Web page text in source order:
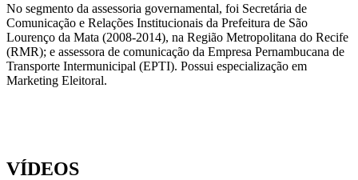
No segmento da assessoria governamental, foi Secretária de
Comunicação e Relações Institucionais da Prefeitura de São
Lourenço da Mata (2008-2014), na Região Metropolitana do Recife
(RMR); e assessora de comunicação da Empresa Pernambucana de
Transporte Intermunicipal (EPTI). Possui especialização em
Marketing Eleitoral.
VÍDEOS